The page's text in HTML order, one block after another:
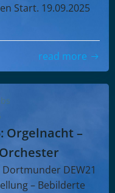
Start. 19.09.2025
read more
Orgelnacht –
DEW21
– Bebilderte